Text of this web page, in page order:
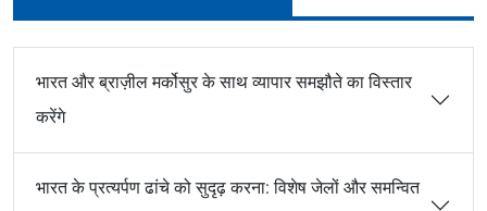
भारत और ब्राज़ील मर्कोसुर के साथ व्यापार समझौते का विस्तार
करेंगे
भारत के प्रत्यर्पण ढांचे को सुदृढ़ करना: विशेष जेलों और समन्वित